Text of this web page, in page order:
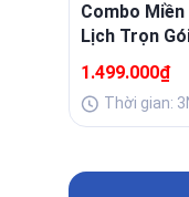
Combo
Lịch Trọn
1.499.000₫
Thời gian: